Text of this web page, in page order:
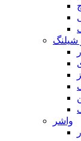
شیلنگ
واشر